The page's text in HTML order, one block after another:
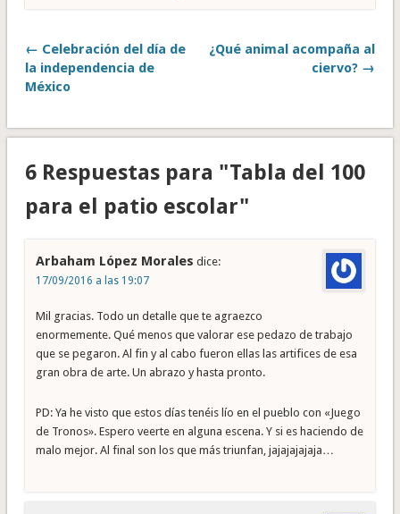
← Celebración del día de
la independencia de
México
¿Qué animal acompaña al
ciervo? →
6 Respuestas para "Tabla del 100
para el patio escolar"
Arbaham López Morales dice:
17/09/2016 a las 19:07
Mil gracias. Todo un detalle que te agraezco
enormemente. Qué menos que valorar ese pedazo de trabajo
que se pegaron. Al fin y al cabo fueron ellas las artifices de esa
gran obra de arte. Un abrazo y hasta pronto.
PD: Ya he visto que estos días tenéis lío en el pueblo con «Juego
de Tronos». Espero veerte en alguna escena. Y si es haciendo de
malo mejor. Al final son los que más triunfan, jajajajajaja…